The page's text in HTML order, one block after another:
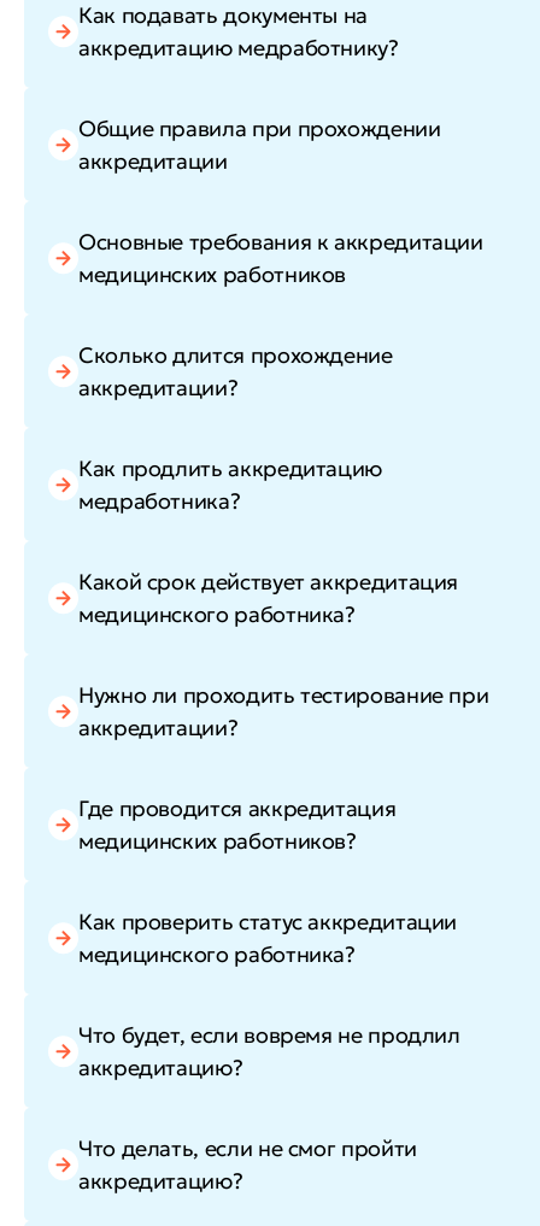
Как подавать документы на
аккредитацию медработнику?
Общие правила при прохождении
аккредитации
Основные требования к аккредитации
медицинских работников
Сколько длится прохождение
аккредитации?
Как продлить аккредитацию
медработника?
Какой срок действует аккредитация
медицинского работника?
Нужно ли проходить тестирование при
аккредитации?
Где проводится аккредитация
медицинских работников?
Как проверить статус аккредитации
медицинского работника?
Что будет, если вовремя не продлил
аккредитацию?
Что делать, если не смог пройти
аккредитацию?